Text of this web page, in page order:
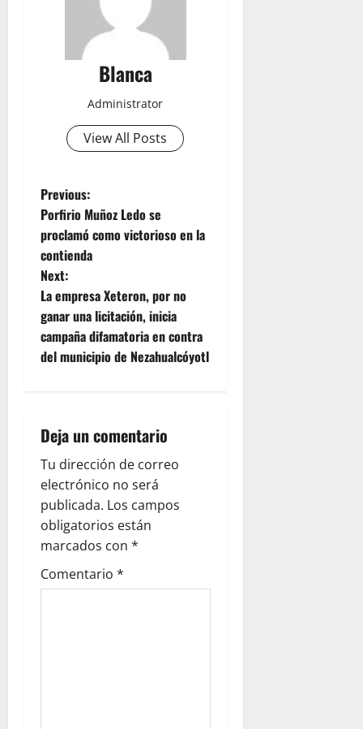
Blanca
Administrator
View All Posts
P
o
s
t
n
a
i
g
a
t
i
Previous:
Porfirio Muñoz Ledo se
proclamó como victorioso en la
contienda
Next:
La empresa Xeteron, por no
ganar una licitación, inicia
campaña difamatoria en contra
del municipio de Nezahualcóyotl
Deja un comentario
Tu dirección de correo
electrónico no será
publicada. Los campos
obligatorios están
marcados con *
Comentario *